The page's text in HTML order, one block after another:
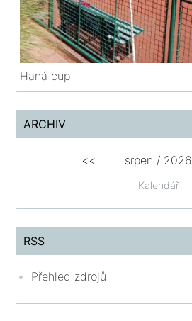
Haná cup
ARCHIV
Kalendář
<< srpen / 2026
RSS
Přehled zdrojů